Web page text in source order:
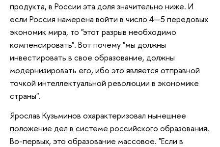
продукта, в России эта доля значительно ниже. И
если Россия намерена войти в число 4—5 передовых
экономик мира, то "этот разрыв необходимо
компенсировать". Вот почему "мы должны
инвестировать в свое образование, должны
модернизировать его, ибо это является отправной
точкой интеллектуальной революции в экономике
страны".
Ярослав Кузьминов охарактеризовал нынешнее
положение дел в системе российского образования.
Во-первых, это образование массовое. "Если в